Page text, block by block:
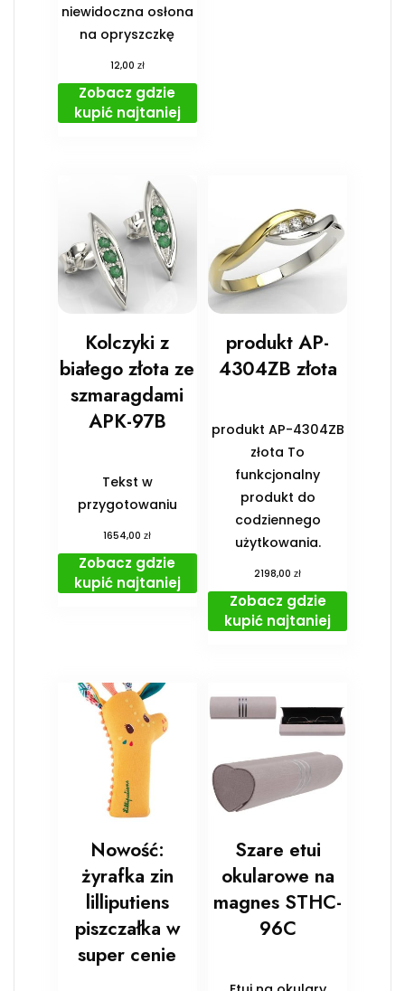
niewidoczna osłona
na opryszczkę
12,00 zł
Zobacz gdzie
kupić najtaniej
Kolczyki z
białego złota ze
szmaragdami
APK-97B
Tekst w
przygotowaniu
1654,00zł
Zobacz gdzie
kupić najtaniej
produkt AP-
4304ZB złota
produkt AP-4304ZB
złota To
funkcjonalny
produkt do
codziennego
użytkowania.
2198,00zł
Zobacz gdzie
kupić najtaniej
Nowość:
żyrafka zin
lilliputiens
piszczałka w
super cenie
Szare etui
okularowe na
magnes STHC-
96C